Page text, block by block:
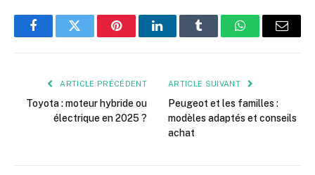
FacebookTwitter PinterestLinkedInTumblr WhatsApp
E-
ARTICLE PRÉCÉDENT
Toyota : moteur hybride ou
électrique en 2025 ?
ARTICLE SUIVANT
Peugeot et les familles :
modèles adaptés et conseils
achat